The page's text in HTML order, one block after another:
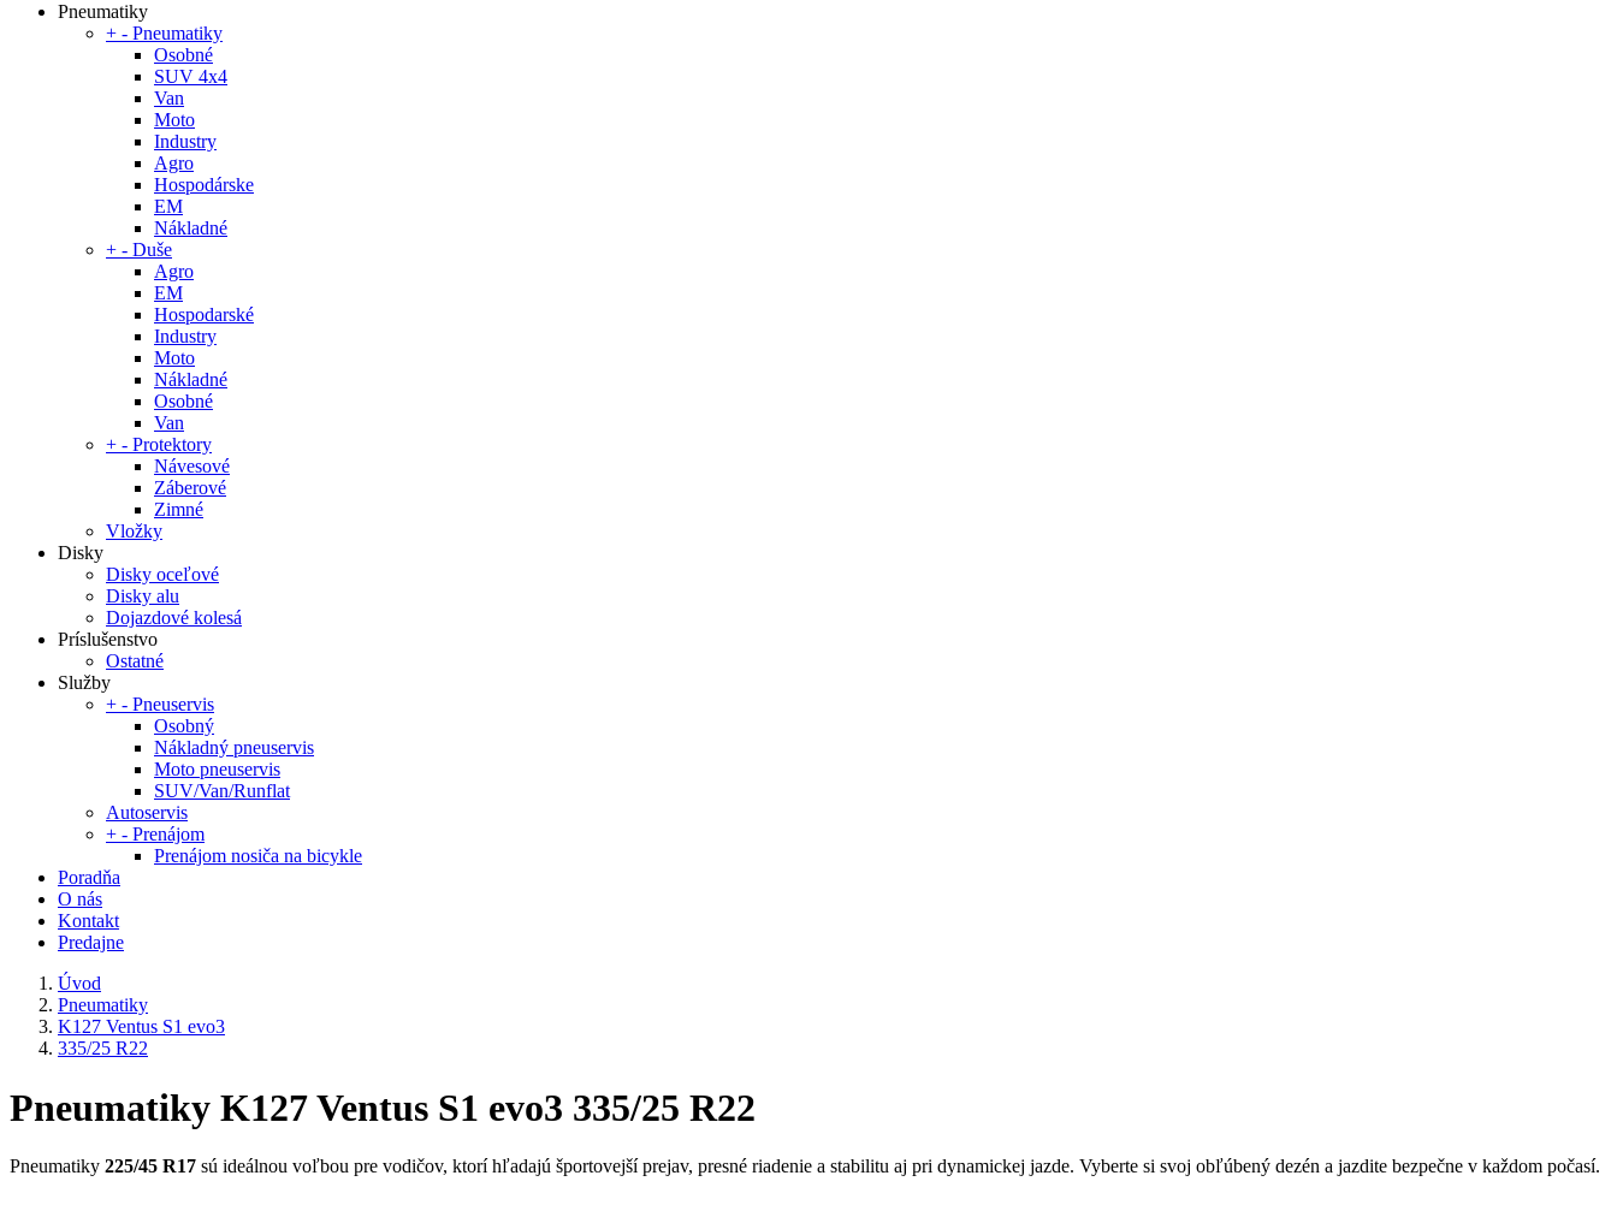
Pneumatiky
+ - Pneumatiky
Osobné
SUV 4x4
Van
Moto
Industry
Agro
Hospodárske
EM
Nákladné
+ - Duše
Agro
EM
Hospodarské
Industry
Moto
Nákladné
Osobné
Van
+ - Protektory
Návesové
Záberové
Zimné
Vložky
Disky
Disky oceľové
Disky alu
Dojazdové kolesá
Príslušenstvo
Ostatné
Služby
+ - Pneuservis
Osobný
Nákladný pneuservis
Moto pneuservis
SUV/Van/Runflat
Autoservis
+ - Prenájom
Prenájom nosiča na bicykle
Poradňa
O nás
Kontakt
Predajne
Úvod
Pneumatiky
K127 Ventus S1 evo3
335/25 R22
Pneumatiky K127 Ventus S1 evo3 335/25 R22
Pneumatiky 225/45 R17 sú ideálnou voľbou pre vodičov, ktorí hľadajú športovejší prejav, presné riadenie a stabilitu aj pri dynamickej jazde. Vyberte si svoj obľúbený dezén a jazdite bezpečne v každom počasí.